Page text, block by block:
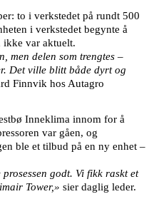
to i verkstedet på rundt 500
i verkstedet begynte å
ikke var aktuelt.
men delen som trengtes –
Det ville blitt både dyrt og
Finnvik hos Autagro
Inneklima innom for å
var gåen, og
ble et tilbud på en ny enhet –
godt. Vi fikk raskt et
Tower,» sier daglig leder.